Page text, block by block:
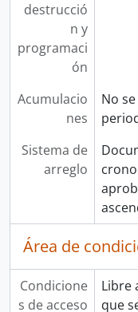
destrucció
n y
programaci
ón
Acumulacio
nes
No
Sistema de
arreglo
Área de
Condicione
s de acceso
Libre
que